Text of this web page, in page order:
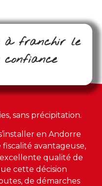
à franchir le
sans précipitation.
en Andorre
avantageuse,
qualité de
cette décision
de démarches